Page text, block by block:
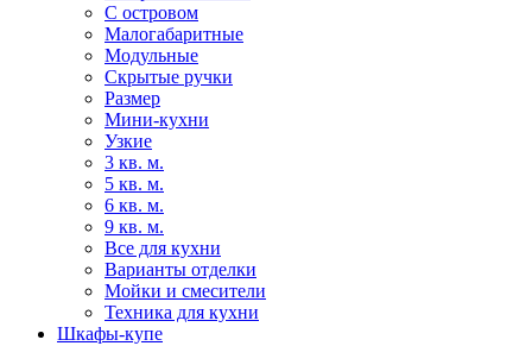
С островом
Малогабаритные
Модульные
Скрытые ручки
Размер
Мини-кухни
Узкие
3 кв. м.
5 кв. м.
6 кв. м.
9 кв. м.
Все для кухни
Варианты отделки
Мойки и смесители
Техника для кухни
Шкафы-купе